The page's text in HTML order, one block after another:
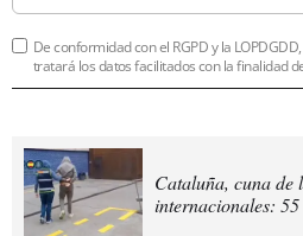
De conformidad con el RGPD y la
tratará los datos facilitados con la finalidad
Cataluña, cuna de
internacionales: